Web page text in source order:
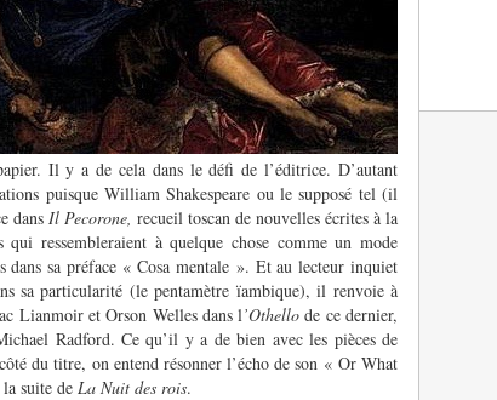
Il y a de cela dans le défi de l’éditrice. D’autant
puisque William Shakespeare ou le supposé tel (il
dans Il Pecorone, recueil toscan de nouvelles écrites à la
qui ressembleraient à quelque chose comme un mode
sa préface « Cosa mentale ». Et au lecteur inquiet
sa particularité (le pentamètre ïambique), il renvoie à
Lianmoir et Orson Welles dans l’Othellode ce dernier,
Radford. Ce qu’il y a de bien avec les pièces de
du titre, on entend résonner l’écho de son « Or What
suite de La Nuit des rois.